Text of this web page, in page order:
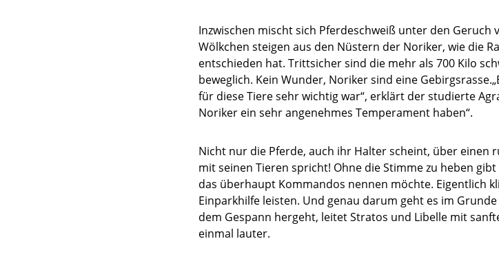
Inzwischen mischt sich Pferdeschweiß unter den Geruch
Wölkchen steigen aus den Nüstern der Noriker, wie die
entschieden hat. Trittsicher sind die mehr als 700 Kilo
beweglich. Kein Wunder, Noriker sind eine
für diese Tiere sehr wichtig war“, erklärt der studierte
Noriker ein sehr angenehmes Temperament haben“.
Nicht nur die Pferde, auch ihr Halter scheint, über einen
mit seinen Tieren spricht! Ohne die Stimme zu heben
das überhaupt Kommandos nennen möchte. Eigentlich
Einparkhilfe leisten. Und genau darum geht es im
dem Gespann hergeht, leitet Stratos und Libelle mit
einmal lauter.